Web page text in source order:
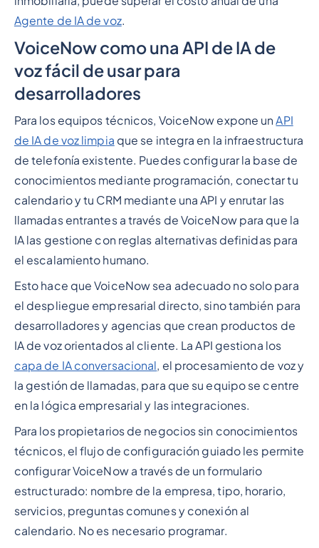
Agente de IA de voz.
VoiceNow como una API de IA de
voz fácil de usar para
desarrolladores
Para los equipos técnicos, VoiceNow expone unAPI
de IA de voz limpia que se integra en la infraestructura
de telefonía existente. Puedes configurar la base de
conocimientos mediante programación, conectar tu
calendario y tu CRM mediante una API y enrutar las
llamadas entrantes a través de VoiceNow para que la
IA las gestione con reglas alternativas definidas para
el escalamiento humano.
Esto hace que VoiceNow sea adecuado no solo para
el despliegue empresarial directo, sino también para
desarrolladores y agencias que crean productos de
IA de voz orientados al cliente. La API gestiona los
capa de IA conversacional, el procesamiento de voz y
la gestión de llamadas, para que su equipo se centre
en la lógica empresarial y las integraciones.
Para los propietarios de negocios sin conocimientos
técnicos, el flujo de configuración guiado les permite
configurar VoiceNow a través de un formulario
estructurado: nombre de la empresa, tipo, horario,
servicios, preguntas comunes y conexión al
calendario. No es necesario programar.